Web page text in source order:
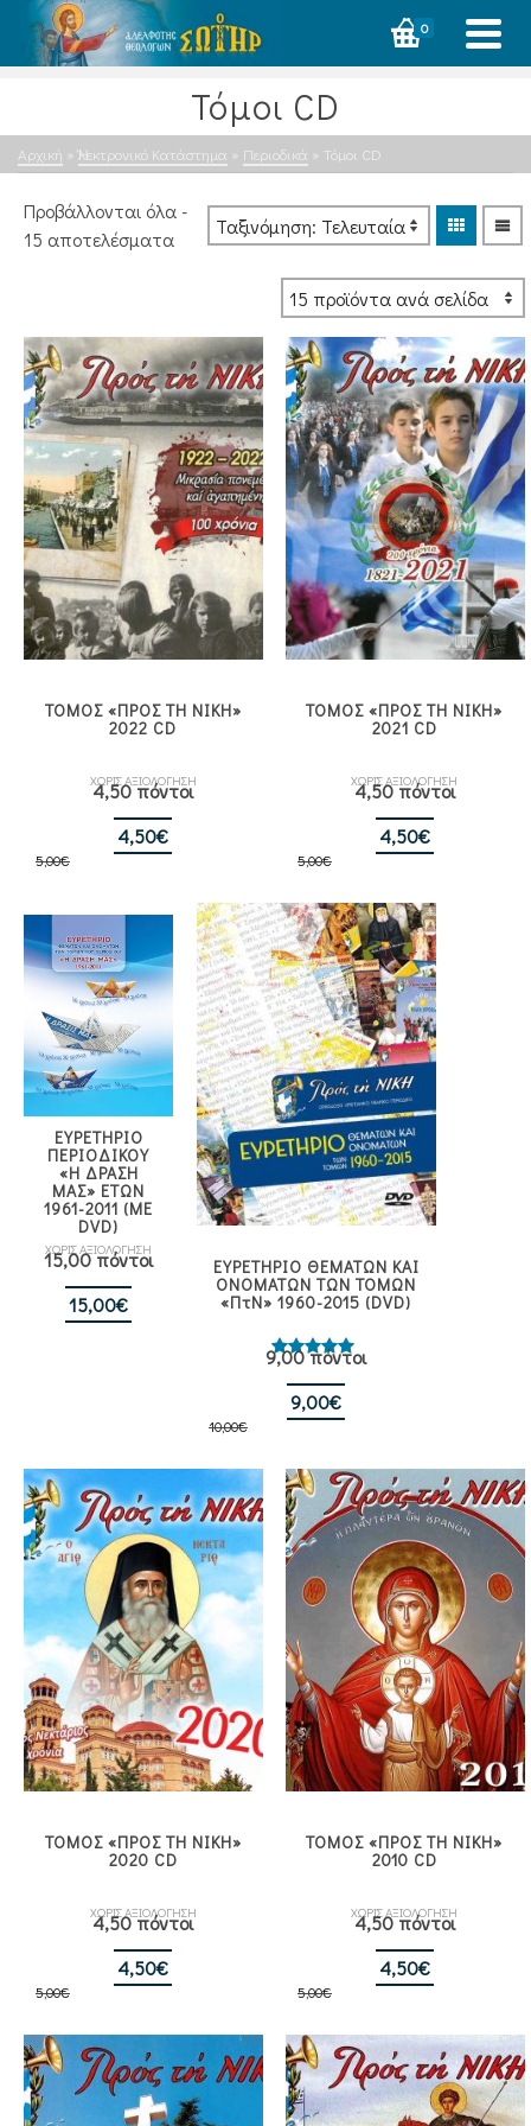
0
Τόμοι CD
Αρχική » Ἠλεκτρονικό Κατάστημα » Περιοδικά » Τόμοι CD
Προβάλλονται όλα -
15 αποτελέσματαSorted
ΤΟΜΟΣ «ΠΡΟΣ ΤΗ ΝΙΚΗ»
2022 CD
ΧΩΡΙΣ ΑΞΙΟΛΟΓΗΣΗ
4,50 πόντοι
5,00€
Original
5,00€.
4,50€
είναι:
4,50€.
ΤΟΜΟΣ «ΠΡΟΣ ΤΗ ΝΙΚΗ»
2021 CD
ΧΩΡΙΣ ΑΞΙΟΛΟΓΗΣΗ
4,50 πόντοι
5,00€
Original
5,00€.
4,50€
είναι:
4,50€.
ΕΥΡΕΤΗΡΙΟ
ΠΕΡΙΟΔΙΚΟΥ
«Η ΔΡΑΣΗ
ΜΑΣ» ΕΤΩΝ
1961-2011 (ΜΕ
DVD)
ΧΩΡΙΣ ΑΞΙΟΛΟΓΗΣΗ
15,00 πόντοι
15,00€
ΕΥΡΕΤΗΡΙΟ ΘΕΜΑΤΩΝ ΚΑΙ
ΟΝΟΜΑΤΩΝ ΤΩΝ ΤΟΜΩΝ
«ΠτΝ» 1960-2015 (DVD)
Βαθμολογήθηκε
με5.00
από 5
9,00 πόντοι
10,00€
Original
10,00€.
9,00€
είναι:
9,00€.
ΤΟΜΟΣ «ΠΡΟΣ ΤΗ ΝΙΚΗ»
2020 CD
ΧΩΡΙΣ ΑΞΙΟΛΟΓΗΣΗ
4,50 πόντοι
5,00€
Original
5,00€.
4,50€
είναι:
4,50€.
ΤΟΜΟΣ «ΠΡΟΣ ΤΗ ΝΙΚΗ»
2010 CD
ΧΩΡΙΣ ΑΞΙΟΛΟΓΗΣΗ
4,50 πόντοι
5,00€
Original
5,00€.
4,50€
είναι:
4,50€.